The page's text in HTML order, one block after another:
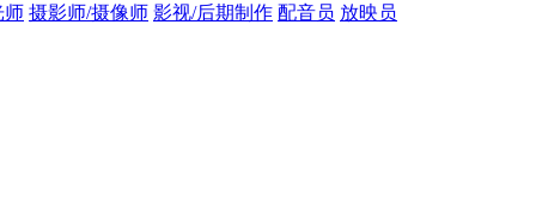
师 摄影师/摄像师 影视/后期制作 配音员 放映员